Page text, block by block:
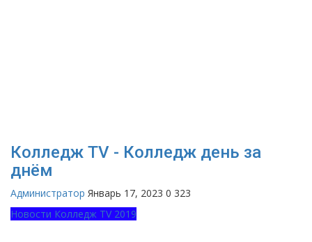
Колледж ТV - Колледж день за
днём
Администратор Январь 17, 2023 0 323
Новости Колледж TV 2019